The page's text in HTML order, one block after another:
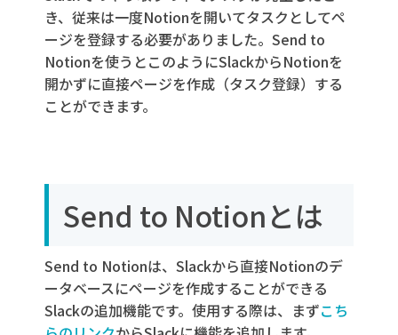
き、従来は一度Notionを開いてタスクとしてペ
ージを登録する必要がありました。Send to
Notionを使うとこのようにSlackからNotionを
開かずに直接ページを作成（タスク登録）する
ことができます。
Send to Notionとは
Send to Notionは、Slackから直接Notionのデ
ータベースにページを作成することができる
Slackの追加機能です。使用する際は、まずこち